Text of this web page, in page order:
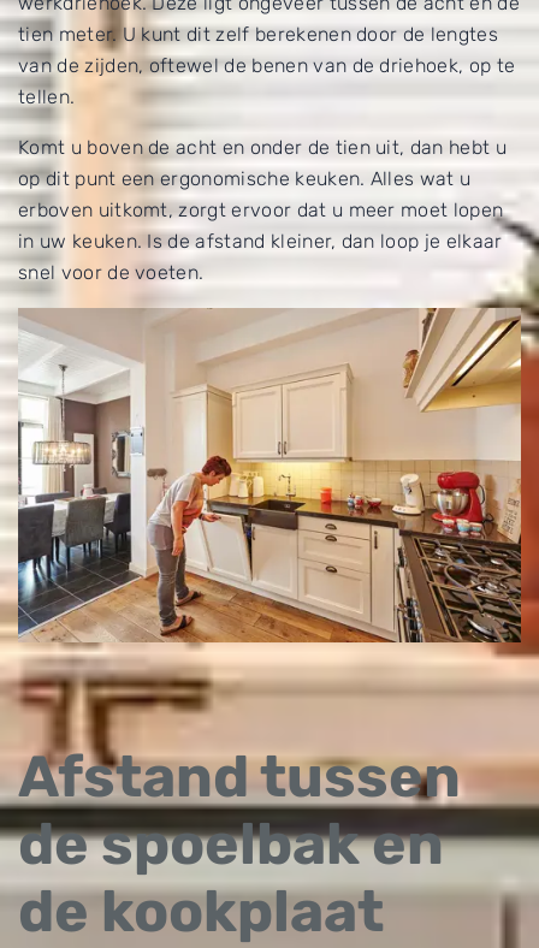
voor een inbouwkoffiemachine? Wilt u een rek
met keukengereedschap onder de
bovenkastjes ophangen?
Wilt u elke plank van uw hangkast kunnen
bereiken of pakt u een krukje voor de bovenste
planken? Dit maakt uit voor de hoogte
onderkant bovenkastjes.
kasten en lades achter schuilgaan?
Houdt u vanklassiek,landelijk, dan
kiest u eerder voor traditionele onder-
en bovenkasten.
Het doel van de keukenkast: is het
voor pannen of wilt u een hoge, smalle
apothekerskast voor kleine
keukenbenodigdheden?
tien meter. U kunt dit zelf berekenen door de lengtes
van de zijden, oftewel de benen van de driehoek, op te
tellen.
Komt u boven de acht en onder de tien uit, dan hebt u
op dit punt een ergonomische keuken. Alles wat u
erboven uitkomt, zorgt ervoor dat u meer moet lopen
in uw keuken. Is de afstand kleiner, dan loop je elkaar
snel voor de voeten.
Afstand tussen
de spoelbak en
de kookplaat